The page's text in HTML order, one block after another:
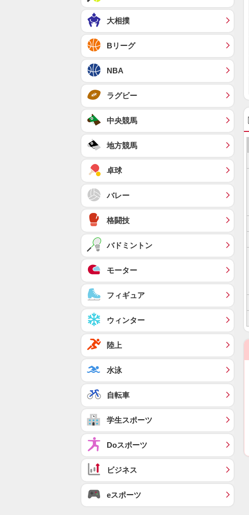
大相撲
Bリーグ
NBA
ラグビー
中央競馬
地方競馬
卓球
バレー
格闘技
バドミントン
モーター
フィギュア
ウィンター
陸上
水泳
自転車
学生スポーツ
Doスポーツ
ビジネス
eスポーツ